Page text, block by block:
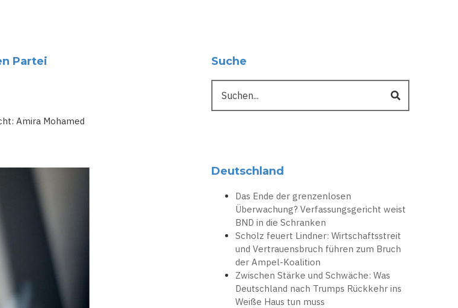
Partei
Amira Mohamed
Suche
Deutschland
Das Ende der grenzenlosen
Überwachung? Verfassungsgericht weist
BND in die Schranken
Scholz feuert Lindner: Wirtschaftsstreit
und Vertrauensbruch führen zum Bruch
der Ampel-Koalition
Zwischen Stärke und Schwäche: Was
Deutschland nach Trumps Rückkehr ins
Weiße Haus tun muss